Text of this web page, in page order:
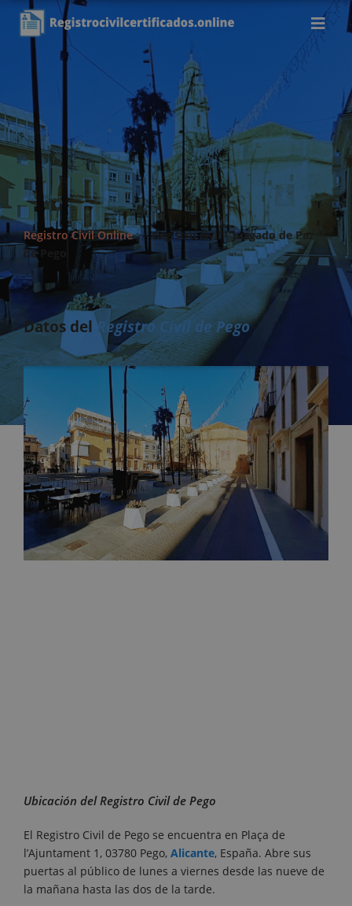
Registro Civil Online>>Registro civil – Juzgado de Paz
de Pego
Datos delRegistro Civil de Pego
Ubicación del Registro Civil de Pego
El Registro Civil de Pego se encuentra en Plaça de
l’Ajuntament 1, 03780 Pego, Alicante, España. Abre sus
puertas al público de lunes a viernes desde las nueve de
la mañana hasta las dos de la tarde.